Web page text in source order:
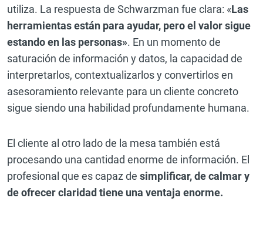
utiliza. La respuesta de Schwarzman fue clara: «Las
herramientas están para ayudar, pero el valor sigue
estando en las personas». En un momento de
saturación de información y datos, la capacidad de
interpretarlos, contextualizarlos y convertirlos en
asesoramiento relevante para un cliente concreto
sigue siendo una habilidad profundamente humana.
El cliente al otro lado de la mesa también está
procesando una cantidad enorme de información. El
profesional que es capaz de simplificar, de calmar y
de ofrecer claridad tiene una ventaja enorme.